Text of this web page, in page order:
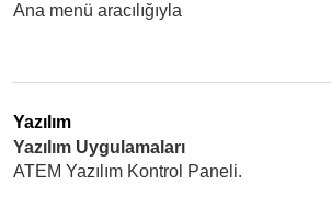
Ana menü aracılığıyla
Yazılım
Yazılım Uygulamaları
ATEM Yazılım Kontrol Paneli.